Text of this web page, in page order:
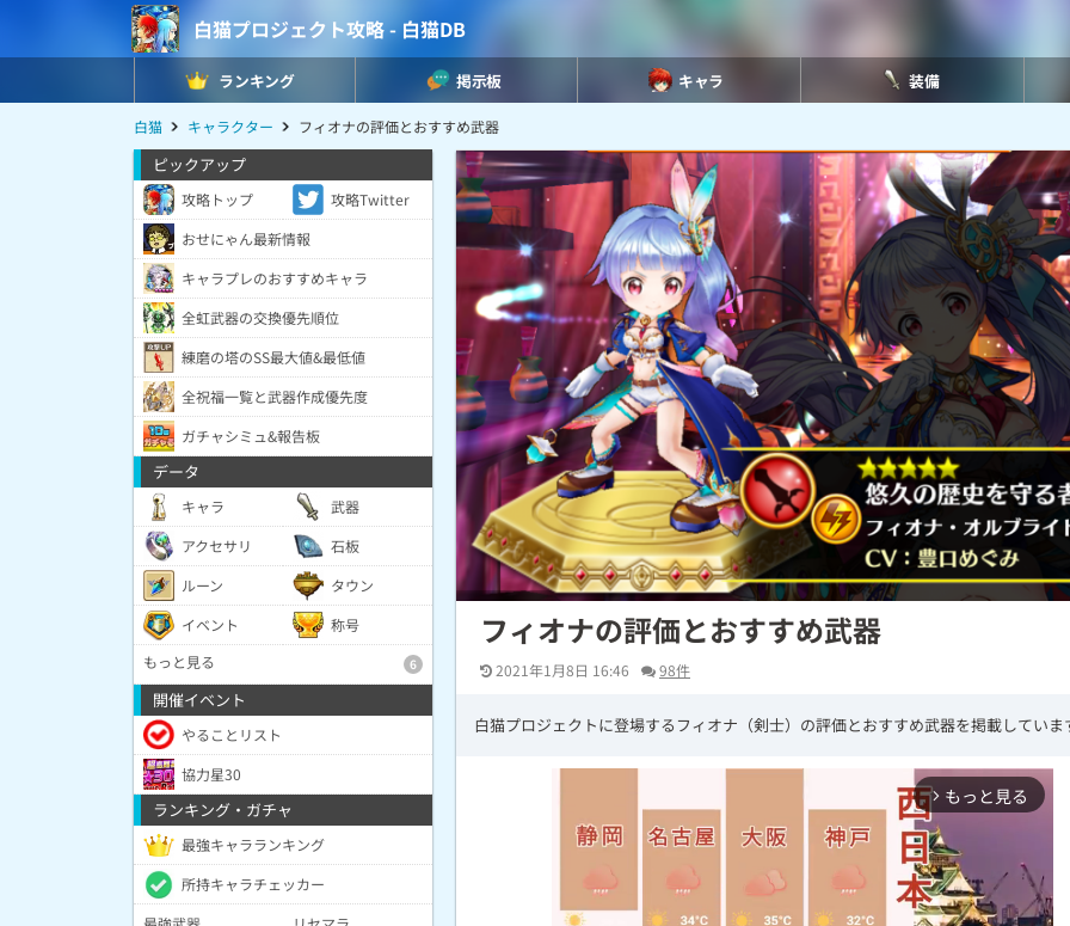
白猫プロジェクト攻略 - 白猫DB
ランキング 掲示板 キャラ 装備
白猫 キャラクター フィオナの評価とおすすめ武器
フィオナの評価とおすすめ武器
2021年1月8日 16:46 98件
白猫プロジェクトに登場するフィオナ（剣士）の評価とおすすめ武器を掲載していま
arrow_forward_ios もっと見る
ピックアップ
攻略トップ
攻略Twitter
おせにゃん最新情報
キャラプレのおすすめキャラ
全虹武器の交換優先順位
練磨の塔のSS最大値&最低値
全祝福一覧と武器作成優先度
ガチャシミュ&報告板
データ
キャラ
武器
アクセサリ
石板
ルーン
タウン
イベント
称号
もっと見る
6
開催イベント
やることリスト
協力星30
ランキング・ガチャ
最強キャラランキング
所持キャラチェッカー